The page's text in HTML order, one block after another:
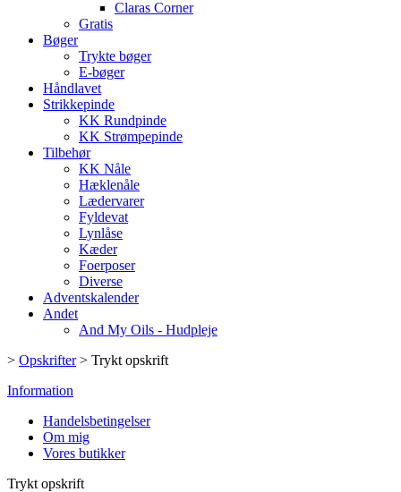
Claras Corner
Gratis
Bøger
Trykte bøger
E-bøger
Håndlavet
Strikkepinde
KK Rundpinde
KK Strømpepinde
Tilbehør
KK Nåle
Hæklenåle
Lædervarer
Fyldevat
Lynlåse
Kæder
Foerposer
Diverse
Adventskalender
Andet
And My Oils - Hudpleje
> Opskrifter > Trykt opskrift
Information
Handelsbetingelser
Om mig
Vores butikker
Trykt opskrift